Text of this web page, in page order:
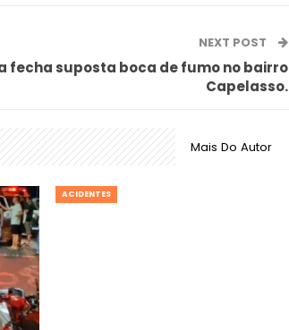
NEXT POST
fecha suposta boca de fumo no bairro
Capelasso.
Mais Do Autor
ACIDENTES